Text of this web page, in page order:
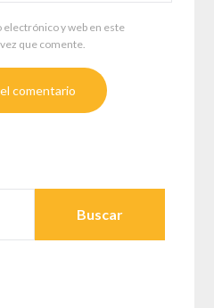
y web en este
que comente.